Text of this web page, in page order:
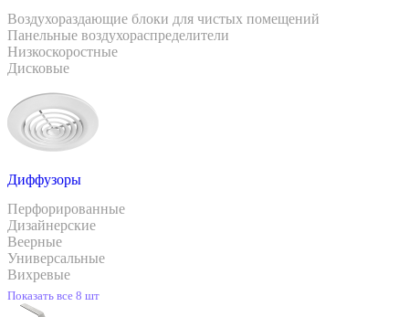
Воздухораздающие блоки для чистых помещений
Панельные воздухораспределители
Низкоскоростные
Дисковые
Диффузоры
Перфорированные
Дизайнерские
Веерные
Универсальные
Вихревые
Показать все 8 шт